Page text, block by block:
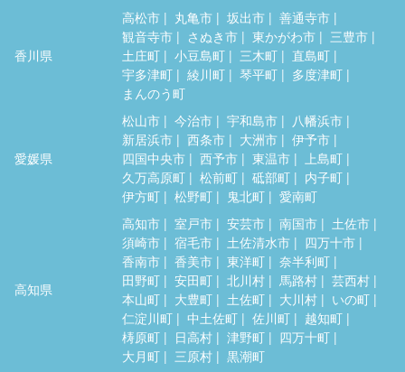
香川県
高松市 丸亀市 坂出市
善通寺市
観音寺市
さぬき市 東かがわ市
三豊市
土庄町
小豆島町 三木町
直島町
宇多津町
綾川町 琴平町
多度津町
まんのう町
愛媛県
松山市 今治市 宇和島市
八幡浜市
新居浜市
西条市 大洲市
伊予市
四国中央市
西予市 東温市
上島町
久万高原町
松前町 砥部町
内子町
伊方町
松野町 鬼北町 愛南町
高知県
高知市 室戸市 安芸市 南国市
土佐市
須崎市
宿毛市 土佐清水市
四万十市
香南市
香美市 東洋町
奈半利町
田野町
安田町 北川村 馬路村
芸西村
本山町
大豊町 土佐町 大川村
いの町
仁淀川町
中土佐町 佐川町
越知町
梼原町
日高村 津野町
四万十町
大月町
三原村 黒潮町